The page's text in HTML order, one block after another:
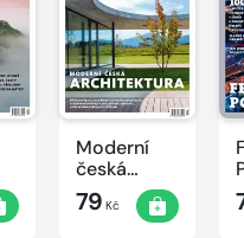
Moderní
česká
architektura
79 Kč